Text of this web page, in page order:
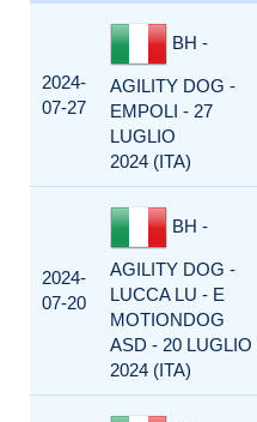
2024-
07-27
BH -
AGILITY DOG -
EMPOLI - 27
LUGLIO
2024 (ITA)
2024-
07-20
BH -
AGILITY DOG -
LUCCA LU - E
MOTIONDOG
ASD - 20 LUGLIO
2024 (ITA)